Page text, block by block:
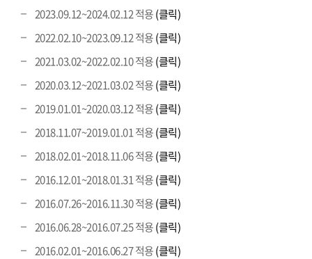
2023.09.12~2024.02.12 적용(클릭)
2022.02.10~2023.09.12 적용(클릭)
2021.03.02~2022.02.10 적용(클릭)
2020.03.12~2021.03.02 적용(클릭)
2019.01.01~2020.03.12 적용(클릭)
2018.11.07~2019.01.01 적용(클릭)
2018.02.01~2018.11.06 적용(클릭)
2016.12.01~2018.01.31 적용(클릭)
2016.07.26~2016.11.30 적용(클릭)
2016.06.28~2016.07.25 적용(클릭)
2016.02.01~2016.06.27 적용(클릭)